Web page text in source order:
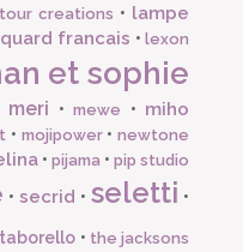
creations • lampe
francais •lexon
et sophie
meri •mewe • miho
• mojipower•newtone
• pijama • pip studio
•secrid •seletti •
• the jacksons